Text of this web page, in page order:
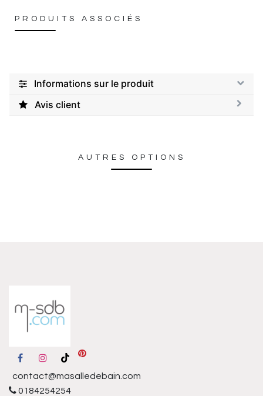
PRODUITS ASSOCIÉS
Informations sur le produit
Avis client
AUTRES OPTIONS
contact@masalledebain.com
0184254254